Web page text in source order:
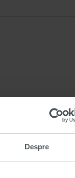
Despre